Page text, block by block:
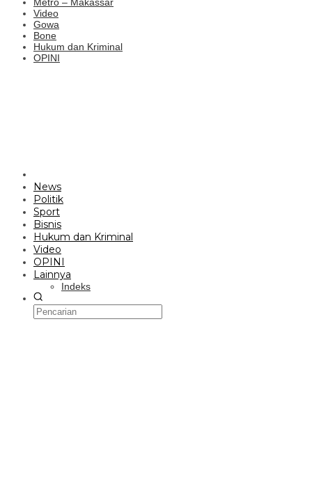
Video
Gowa
Bone
Hukum dan Kriminal
OPINI
News
Politik
Sport
Bisnis
Hukum dan Kriminal
Video
OPINI
Lainnya
Indeks